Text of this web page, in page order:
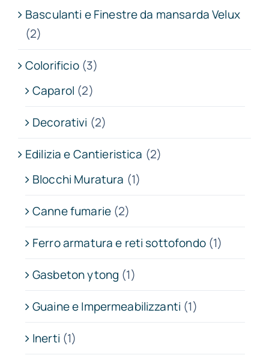
Basculanti e Finestre da mansarda Velux
(2)
Colorificio (3)
Caparol (2)
Decorativi (2)
Edilizia e Cantieristica (2)
Blocchi Muratura (1)
Canne fumarie (2)
Ferro armatura e reti sottofondo (1)
Gasbeton ytong (1)
Guaine e Impermeabilizzanti (1)
Inerti (1)